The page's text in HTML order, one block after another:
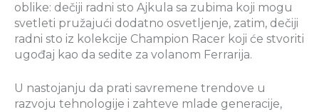
oblike: dečiji radni sto Ajkula sa zubima koji mogu
svetleti pružajući dodatno osvetljenje, zatim, dečiji
radni sto iz kolekcije Champion Racer koji će stvoriti
ugođaj kao da sedite za volanom Ferrarija.
U nastojanju da prati savremene trendove u
razvoju tehnologije i zahteve mlade generacije,